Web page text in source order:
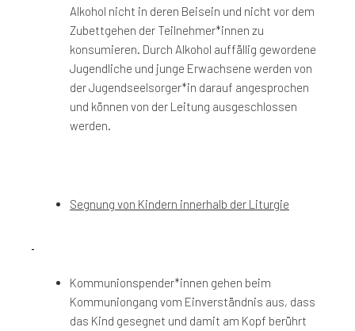
Alkohol nicht in deren Beisein und nicht vor dem
Zubettgehen der Teilnehmer*innen zu
konsumieren. Durch Alkohol auffällig gewordene
Jugendliche und junge Erwachsene werden von
der Jugendseelsorger*in darauf angesprochen
und können von der Leitung ausgeschlossen
werden.
Segnung von Kindern innerhalb der Liturgie
Kommunionspender*innen gehen beim
Kommuniongang vom Einverständnis aus, dass
das Kind gesegnet und damit am Kopf berührt